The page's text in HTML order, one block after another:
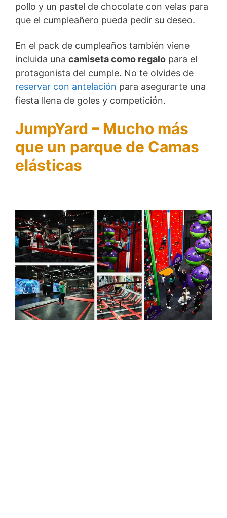
pollo y un pastel de chocolate con velas para
que el cumpleañero pueda pedir su deseo.
En el pack de cumpleaños también viene
incluida una camiseta como regalo para el
protagonista del cumple. No te olvides de
reservar con antelación para asegurarte una
fiesta llena de goles y competición.
JumpYard – Mucho más
que un parque de Camas
elásticas